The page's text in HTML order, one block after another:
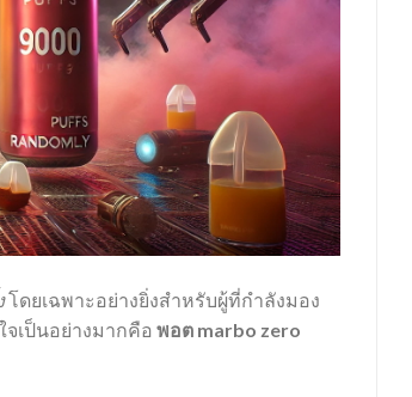
โดยเฉพาะอย่างยิ่งสำหรับผู้ที่กำลังมอง
เป็นอย่างมากคือ พอต marbo zero